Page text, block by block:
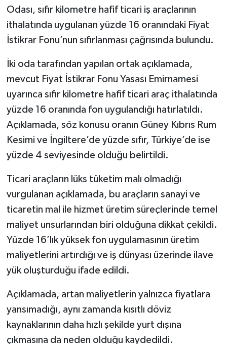
Odası, sıfır kilometre hafif ticari iş araçlarının
ithalatında uygulanan yüzde 16 oranındaki Fiyat
İstikrar Fonu’nun sıfırlanması çağrısında bulundu.
İki oda tarafından yapılan ortak açıklamada,
mevcut Fiyat İstikrar Fonu Yasası Emirnamesi
uyarınca sıfır kilometre hafif ticari araç ithalatında
yüzde 16 oranında fon uygulandığı hatırlatıldı.
Açıklamada, söz konusu oranın Güney Kıbrıs Rum
Kesimi ve İngiltere’de yüzde sıfır, Türkiye’de ise
yüzde 4 seviyesinde olduğu belirtildi.
Ticari araçların lüks tüketim malı olmadığı
vurgulanan açıklamada, bu araçların sanayi ve
ticaretin mal ile hizmet üretim süreçlerinde temel
maliyet unsurlarından biri olduğuna dikkat çekildi.
Yüzde 16’lık yüksek fon uygulamasının üretim
maliyetlerini artırdığı ve iş dünyası üzerinde ilave
yük oluşturduğu ifade edildi.
Açıklamada, artan maliyetlerin yalnızca fiyatlara
yansımadığı, aynı zamanda kısıtlı döviz
kaynaklarının daha hızlı şekilde yurt dışına
çıkmasına da neden olduğu kaydedildi.